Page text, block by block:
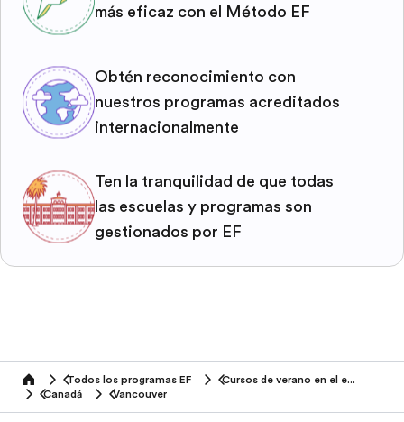
más eficaz con el Método EF
Obtén reconocimiento con
nuestros programas acreditados
internacionalmente
Ten la tranquilidad de que todas
las escuelas y programas son
gestionados por EF
home Todos los programas EF
Cursos de verano en el extranjero
Canadá
Vancouver